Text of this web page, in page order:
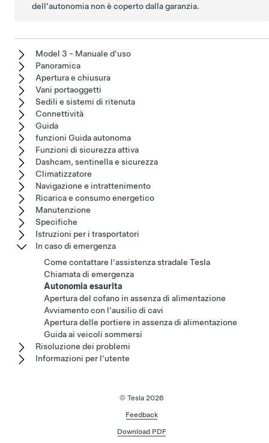
dell'autonomia non è coperto dalla garanzia.
Model 3 - Manuale d'uso
Panoramica
Apertura e chiusura
Vani portaoggetti
Sedili e sistemi di ritenuta
Connettività
Guida
funzioni Guida autonoma
Funzioni di sicurezza attiva
Dashcam, sentinella e sicurezza
Climatizzatore
Navigazione e intrattenimento
Ricarica e consumo energetico
Manutenzione
Specifiche
Istruzioni per i trasportatori
In caso di emergenza
Come contattare l'assistenza stradale Tesla
Chiamata di emergenza
Autonomia esaurita
Apertura del cofano in assenza di alimentazione
Avviamento con l'ausilio di cavi
Apertura delle portiere in assenza di alimentazione
Guida ai veicoli sommersi
Risoluzione dei problemi
Informazioni per l'utente
© Tesla 2026
Feedback
Download PDF